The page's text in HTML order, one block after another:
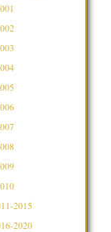
2015
2020